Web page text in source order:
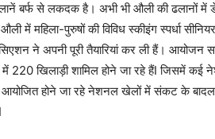
बर्फ से लकदक है। अभी भी औली की ढलानों में डेढ़
औली में महिला-पुरुषों की विविध स्कीइंग स्पर्धा
ने अपनी पूरी तैयारियां कर ली हैं। आयोजन
में 220 खिलाड़ी शामिल होने जा रहे हैंI जिसमें
आयोजित होने जा रहे नेशनल खेलों में संकट के